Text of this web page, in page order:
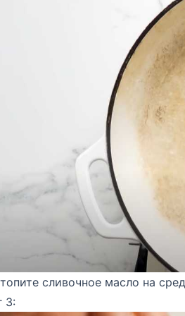
сливочное масло на
3: